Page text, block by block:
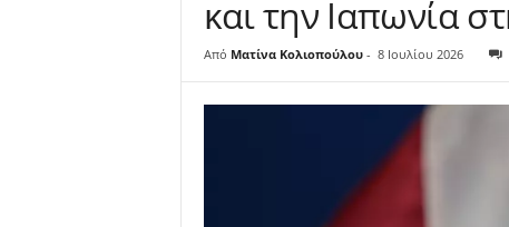
και την Ιαπωνία
Από Ματίνα Κολιοπούλου - 8 Ιουλίου 2026